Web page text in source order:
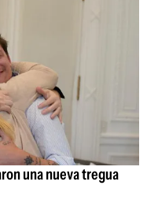
una nueva tregua